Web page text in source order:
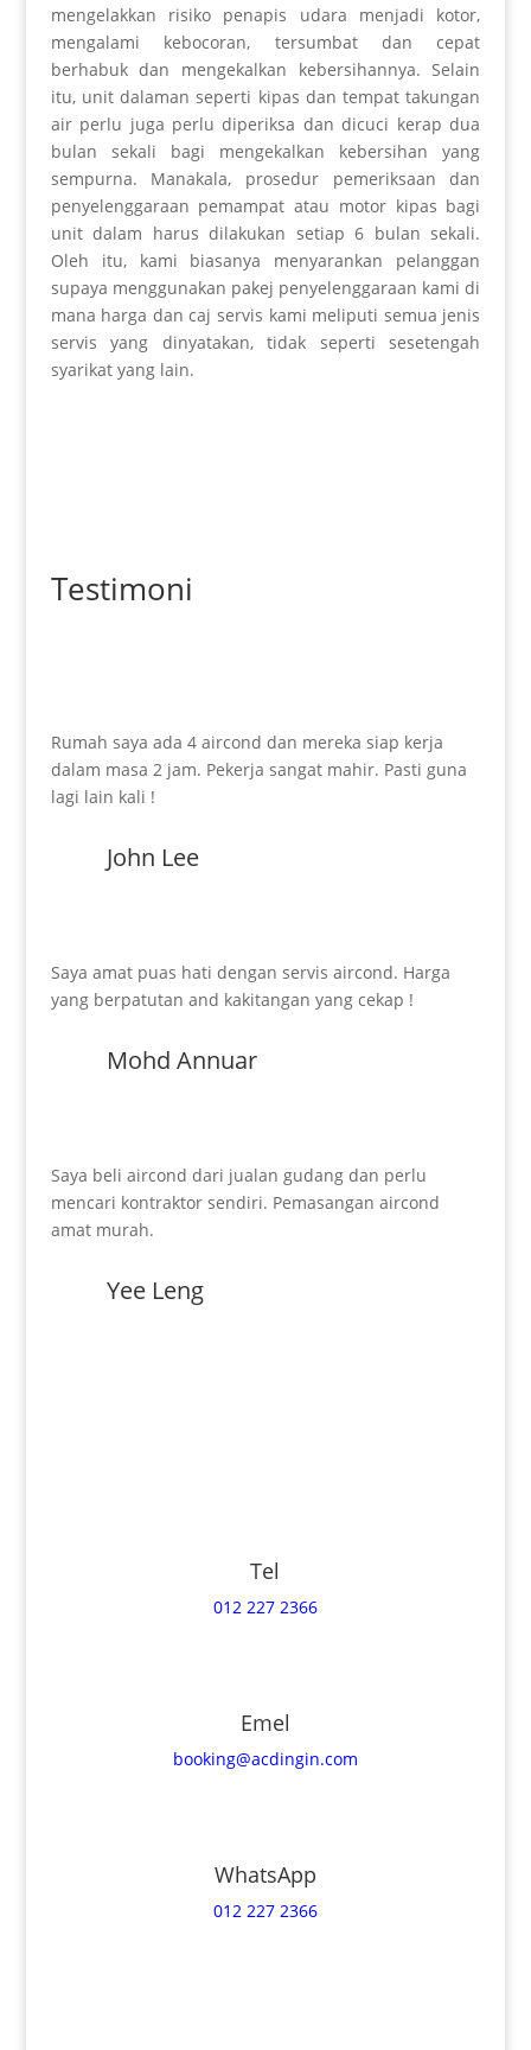
mengelakkan risikopenapis udara menjadi kotor,
mengalami kebocoran, tersumbatdan cepat
berhabuk dan mengekalkan kebersihannya. Selain
itu, unit dalaman seperti kipas dan tempat takungan
air perlu juga perlu diperiksa dan dicuci kerap dua
bulan sekali bagi mengekalkan kebersihan yang
sempurna. Manakala, prosedur pemeriksaan dan
penyelenggaraan pemampat atau motor kipas bagi
unit dalam harus dilakukan setiap 6 bulan sekali.
Oleh itu, kami biasanya menyarankan pelanggan
supaya menggunakan pakej penyelenggaraan kami di
mana harga dancaj servis kami meliputi semua jenis
servis yang dinyatakan, tidak sepertisesetengah
syarikat yang lain.
Testimoni
Rumah saya ada 4 aircond dan mereka siap kerja
dalam masa 2 jam. Pekerja sangat mahir. Pasti guna
lagi lain kali !
John Lee
Saya amat puas hati dengan servis aircond. Harga
yang berpatutan and kakitangan yang cekap !
Mohd Annuar
Saya beli aircond dari jualan gudang dan perlu
mencari kontraktor sendiri. Pemasangan aircond
amat murah.
Yee Leng
Tel
012 227 2366
Emel
booking@acdingin.com
WhatsApp
012 227 2366